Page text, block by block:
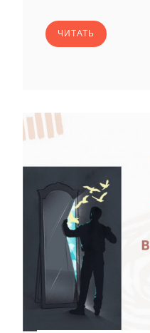
ЧИТАТЬ